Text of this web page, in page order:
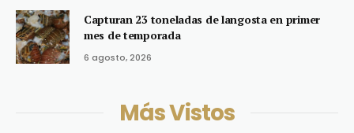
Capturan 23 toneladas de langosta en primer
mes de temporada
6 agosto, 2026
Más Vistos